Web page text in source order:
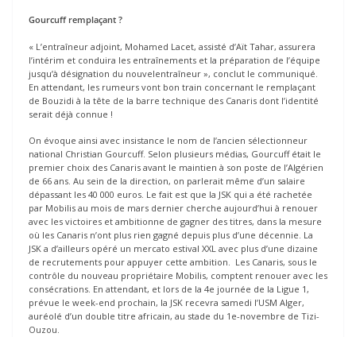
Gourcuff remplaçant ?
« L’entraîneur adjoint, Mohamed Lacet, assisté d’Aït Tahar, assurera
l’intérim et conduira les entraînements et la préparation de l’équipe
jusqu’à désignation du nouvelentraîneur », conclut le communiqué.
En attendant, les rumeurs vont bon train concernant le remplaçant
de Bouzidi à la tête de la barre technique des Canaris dont l’identité
serait déjà connue !
On évoque ainsi avec insistance le nom de l’ancien sélectionneur
national Christian Gourcuff. Selon plusieurs médias, Gourcuff était le
premier choix des Canaris avant le maintien à son poste de l’Algérien
de 66 ans. Au sein de la direction, on parlerait même d’un salaire
dépassant les 40 000 euros. Le fait est que la JSK qui a été rachetée
par Mobilis au mois de mars dernier cherche aujourd’hui à renouer
avec les victoires et ambitionne de gagner des titres, dans la mesure
où les Canaris n’ont plus rien gagné depuis plus d’une décennie. La
JSK a d’ailleurs opéré un mercato estival XXL avec plus d’une dizaine
de recrutements pour appuyer cette ambition. Les Canaris, sous le
contrôle du nouveau propriétaire Mobilis, comptent renouer avec les
consécrations. En attendant, et lors de la 4e journée de la Ligue 1,
prévue le week-end prochain, la JSK recevra samedi l’USM Alger,
auréolé d’un double titre africain, au stade du 1e-novembre de Tizi-
Ouzou.